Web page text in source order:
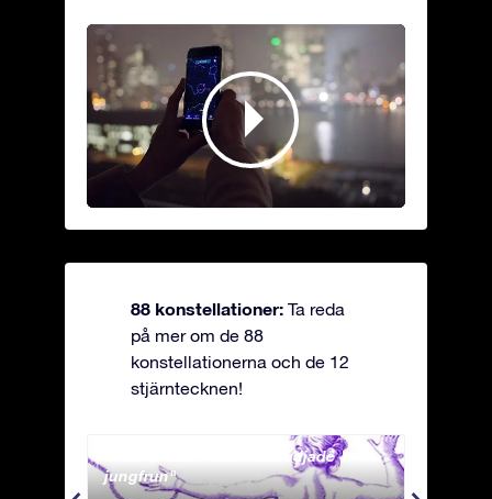
88 konstellationer: Ta reda
på mer om de 88
konstellationerna och de 12
stjärntecknen!
Andromeda - Den fastkedjade
jungfrun